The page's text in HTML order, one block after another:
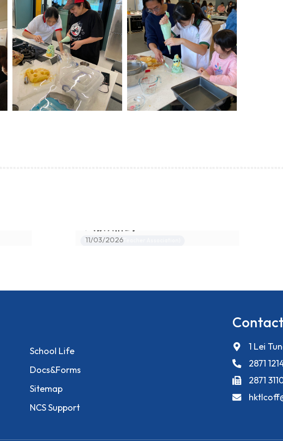
News (Parent-Teacher Association)
11/03/2026
School Life
Docs&Forms
Sitemap
NCS Support
1 Lei
2871
2871